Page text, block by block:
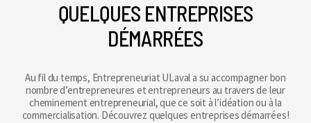
QUELQUES ENTREPRISES
DÉMARRÉES
Au fil du temps, Entrepreneuriat ULaval a su accompagner bon
nombre d’entrepreneures et entrepreneurs au travers de leur
cheminement entrepreneurial, que ce soit à l’idéation ou à la
commercialisation. Découvrez quelques entreprises démarrées!